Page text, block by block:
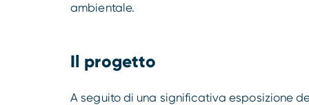
ambientale.
Il progetto
A seguito di una significativa esposizione